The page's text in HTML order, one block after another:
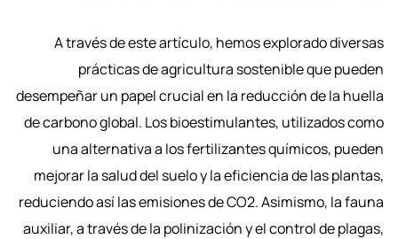
A través de este artículo, hemos explorado diversas
prácticas de agricultura sostenible que pueden
desempeñar un papel crucial en la reducción de la huella
de carbono global. Los bioestimulantes, utilizados como
una alternativa a los fertilizantes químicos, pueden
mejorar la salud del suelo y la eficiencia de las plantas,
reduciendo así las emisiones de CO2. Asimismo, la fauna
auxiliar, a través de la polinización y el control de plagas,